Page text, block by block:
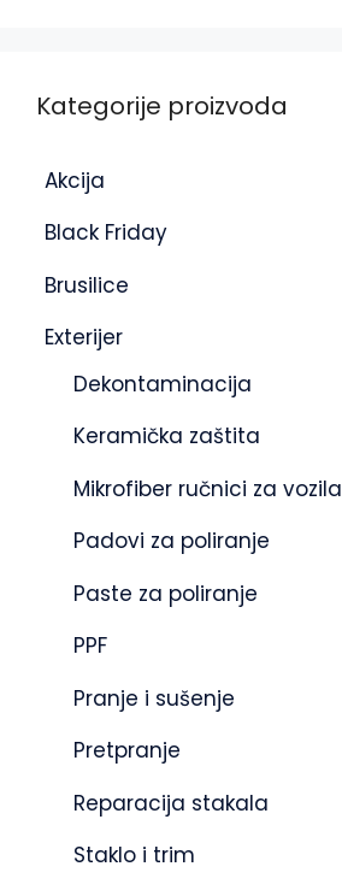
Kategorije proizvoda
Akcija
Black Friday
Brusilice
Exterijer
Dekontaminacija
Keramička zaštita
Mikrofiber ručnici za vozila
Padovi za poliranje
Paste za poliranje
PPF
Pranje i sušenje
Pretpranje
Reparacija stakala
Staklo i trim